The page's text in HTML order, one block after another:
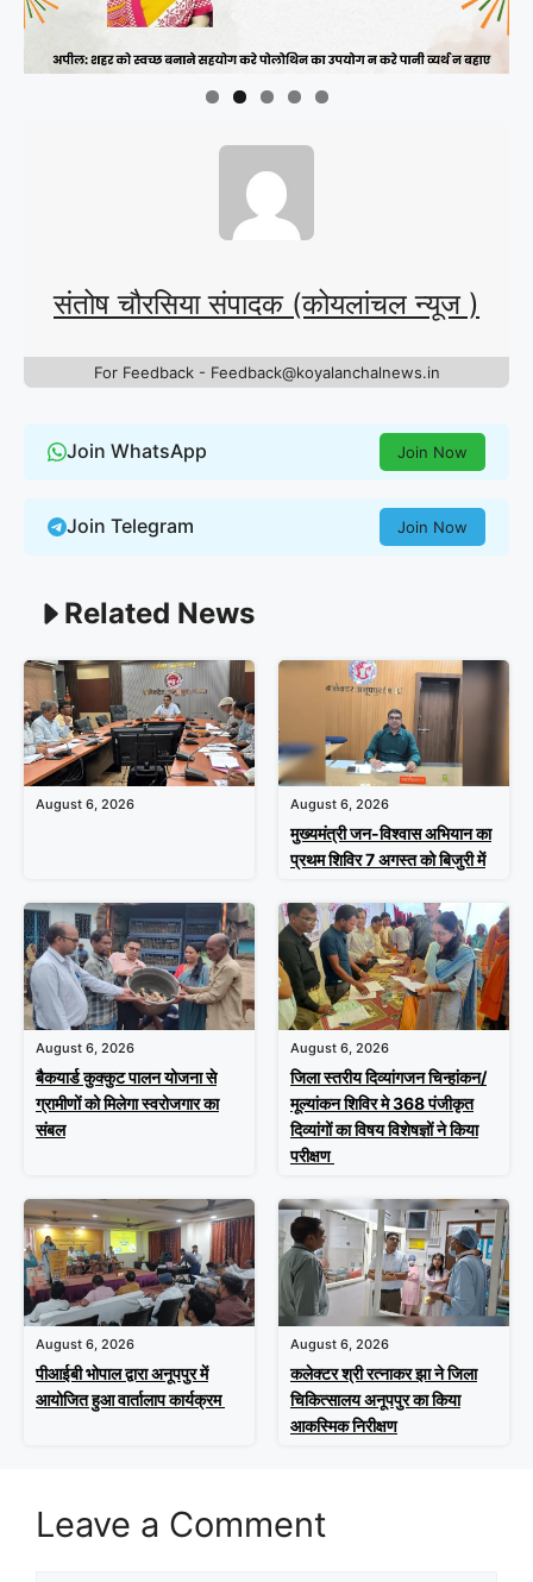
संतोष चौरसिया संपादक (कोयलांचल न्यूज )
For Feedback - Feedback@koyalanchalnews.in
Join WhatsApp Join Now
Join Telegram Join Now
Related News
August 6, 2026 August 6, 2026
मुख्यमंत्री जन-विश्वास अभियान का
प्रथम शिविर 7 अगस्त को बिजुरी में
August 6, 2026
बैकयार्ड कुक्कुट पालन योजना से
ग्रामीणों को मिलेगा स्वरोजगार का
संबल
August 6, 2026
जिला स्तरीय दिव्यांगजन चिन्हांकन/
मूल्यांकन शिविर मे 368 पंजीकृत
दिव्यांगों का विषय विशेषज्ञों ने किया
परीक्षण
August 6, 2026
पीआईबी भोपाल द्वारा अनूपपुर में
आयोजित हुआ वार्तालाप कार्यक्रम
August 6, 2026
कलेक्टर श्री रत्नाकर झा ने जिला
चिकित्सालय अनूपपुर का किया
आकस्मिक निरीक्षण
Leave a Comment